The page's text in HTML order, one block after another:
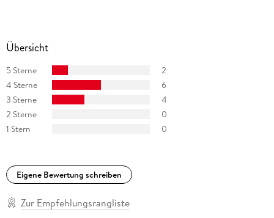
Übersicht
5 Sterne
2
4 Sterne
6
3 Sterne
4
2 Sterne
0
1 Stern
0
Eigene Bewertung schreiben
Zur Empfehlungsrangliste